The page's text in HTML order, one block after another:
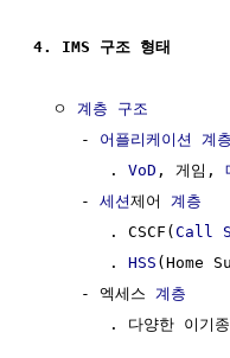
4. IMS 구조 형태
  ㅇ
계층 구조
     -
어플리케이션 계층
        .
VoD , 게임,
     -
세션제어 계층
        . CSCF(
Call
        .
HSS (Home
     - 엑세스
계층
. 다양한 이기종